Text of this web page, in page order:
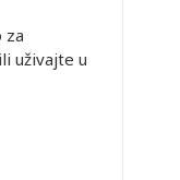
za
uživajte u